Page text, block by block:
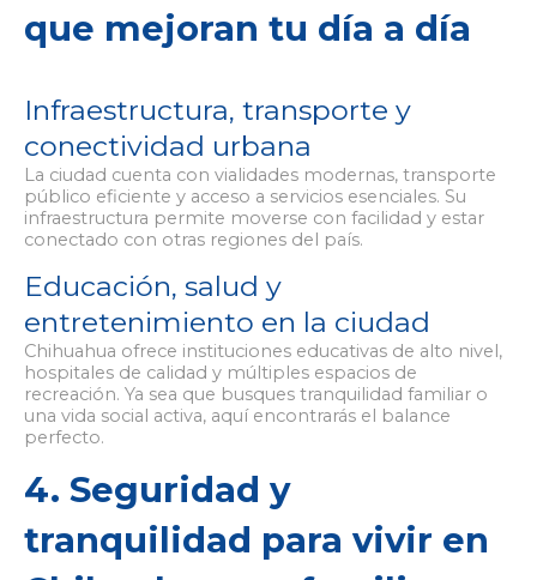
que mejoran tu día a día
Infraestructura, transporte y
conectividad urbana
La ciudad cuenta con vialidades modernas, transporte
público eficiente y acceso a servicios esenciales. Su
infraestructura permite moverse con facilidad y estar
conectado con otras regiones del país.
Educación, salud y
entretenimiento en la ciudad
Chihuahua ofrece instituciones educativas de alto nivel,
hospitales de calidad y múltiples espacios de
recreación. Ya sea que busques tranquilidad familiar o
una vida social activa, aquí encontrarás el balance
perfecto.
4. Seguridad y
tranquilidad para vivir en